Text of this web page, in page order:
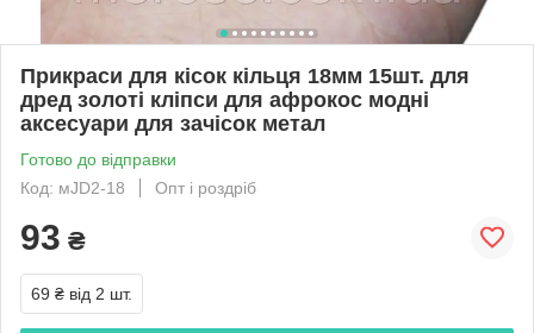
Прикраси для кісок кільця 18мм 15шт. для
дред золоті кліпси для афрокос модні
аксесуари для зачісок метал
Готово до відправки
Код: мJD2-18
Опт і роздріб
93 ₴
69 ₴ від 2 шт.